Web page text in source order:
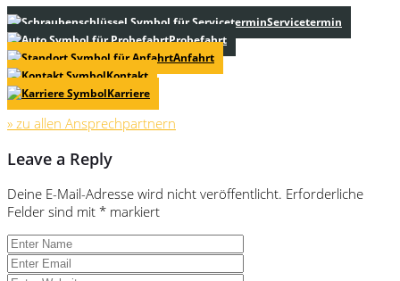
Servicetermin
Probefahrt
Anfahrt
Kontakt
Karriere
» zu allen Ansprechpartnern
Leave a Reply
Deine E-Mail-Adresse wird nicht veröffentlicht. Erforderliche
Felder sind mit * markiert